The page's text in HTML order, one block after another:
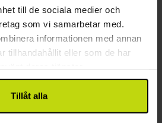
till de sociala medier och
som vi samarbetar med.
informationen med annan
tillhandahållit eller som de har
Tillåt alla
FÅ KVAR
sep pp 849:-
Totalt 1698:-
okt
Se mer